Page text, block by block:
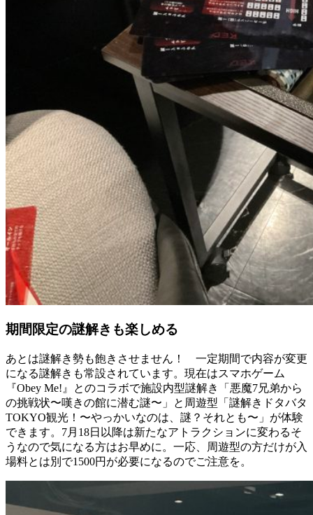
期間限定の謎解きも楽しめる
あとは謎解き勢も飽きさせません！ 一定期間で内容が変更
になる謎解きも常設されています。現在はスマホゲーム
『Obey Me! 』とのコラボで施設内型謎解き「悪魔7兄弟から
の挑戦状〜嘆きの館に潜む謎〜」と周遊型「謎解きドタバタ
TOKYO観光！〜やっかいなのは、謎？それとも〜」が体験
できます。7月18日以降は新たなアトラクションに変わるそ
うなので気になる方はお早めに。一応、周遊型の方だけが入
場料とは別で1500円が必要になるのでご注意を。